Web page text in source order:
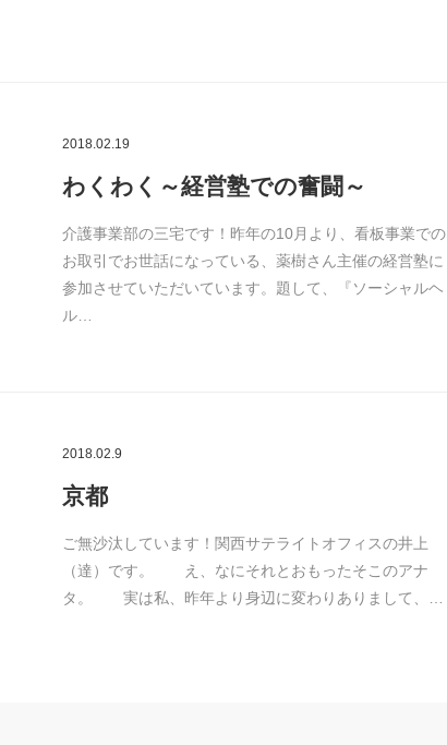
2018.02.19
わくわく～経営塾での奮闘～
介護事業部の三宅です！昨年の10月より、看板事業での
お取引でお世話になっている、薬樹さん主催の経営塾に
参加させていただいています。題して、『ソーシャルヘ
ル…
2018.02.9
京都
ご無沙汰しています！関西サテライトオフィスの井上
（達）です。 え、なにそれとおもったそこのアナ
タ。 実は私、昨年より身辺に変わりありまして、…